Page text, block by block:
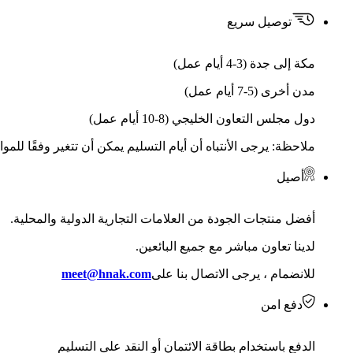
توصيل سريع
مكة إلى جدة (3-4 أيام عمل)
مدن أخرى (5-7 أيام عمل)
دول مجلس التعاون الخليجي (8-10 أيام عمل)
ملاحظة: يرجى الأنتباه أن أيام التسليم يمكن أن تتغير وفقًا
أصيل
أفضل منتجات الجودة من العلامات التجارية الدولية والمحلية.
لدينا تعاون مباشر مع جميع البائعين.
للانضمام ، يرجى الاتصال بنا علىmeet@hnak.com
دفع امن
الدفع باستخدام بطاقة الائتمان أو النقد على التسليم